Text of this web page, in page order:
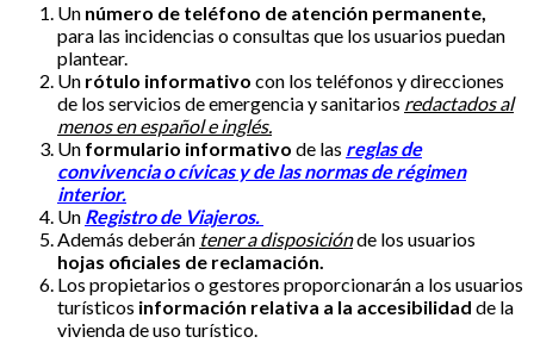
Un número de teléfono de atención permanente,
para las incidencias o consultas que los usuarios puedan
plantear.
Un rótulo informativo con los teléfonos y direcciones
de los servicios de emergencia y sanitarios redactados al
menos en español e inglés.
Un formulario informativo de las reglas de
convivencia o cívicas y de las normas de régimen
interior.
Un Registro de Viajeros.
Además deberán tener a disposiciónde los usuarios
hojas oficiales de reclamación.
Los propietarios o gestores proporcionarán a los usuarios
turísticos información relativa a la accesibilidad de la
vivienda de uso turístico.